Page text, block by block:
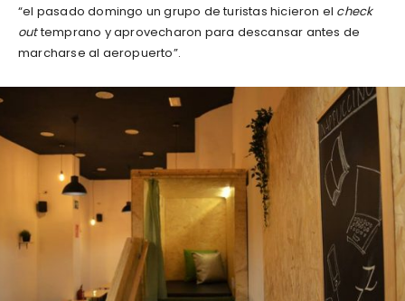
“el pasado domingo un grupo de turistas hicieron el check
outtemprano y aprovecharon para descansar antes de
marcharse al aeropuerto”.